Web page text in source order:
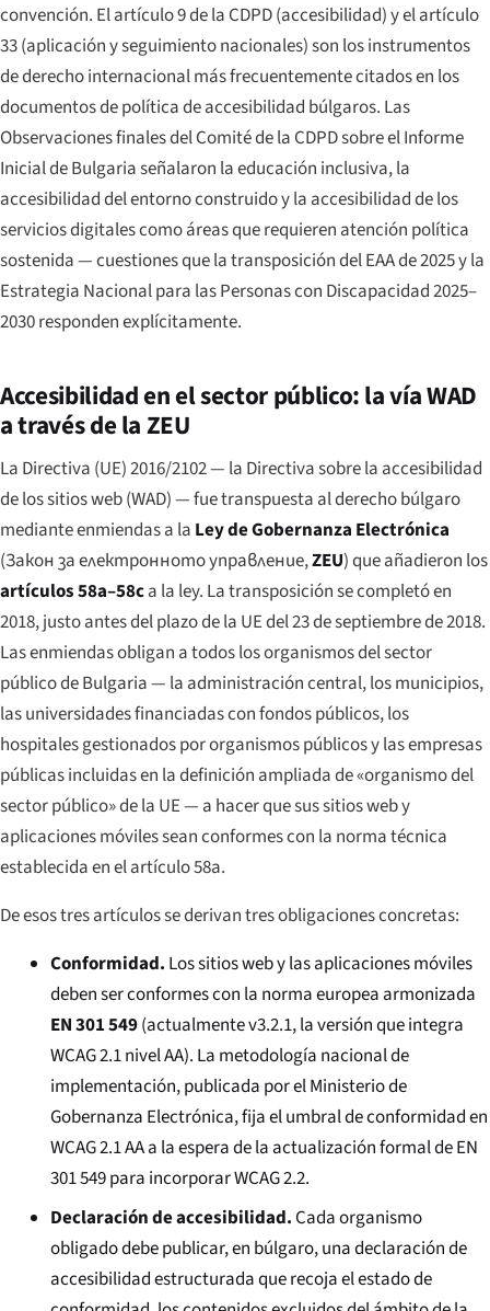
convención. El artículo 9 de la CDPD (accesibilidad) y el artículo
33 (aplicación y seguimiento nacionales) son los instrumentos
de derecho internacional más frecuentemente citados en los
documentos de política de accesibilidad búlgaros. Las
Observaciones finales del Comité de la CDPD sobre el Informe
Inicial de Bulgaria señalaron la educación inclusiva, la
accesibilidad del entorno construido y la accesibilidad de los
servicios digitales como áreas que requieren atención política
sostenida — cuestiones que la transposición del EAA de 2025 y la
Estrategia Nacional para las Personas con Discapacidad 2025–
2030 responden explícitamente.
Accesibilidad en el sector público: la vía WAD
a través de la ZEU
La Directiva (UE) 2016/2102 — la Directiva sobre la accesibilidad
de los sitios web (WAD) — fue transpuesta al derecho búlgaro
mediante enmiendas a la Ley de Gobernanza Electrónica
(Закон за електронното управление,ZEU) que añadieron los
artículos 58a–58ca la ley. La transposición se completó en
2018, justo antes del plazo de la UE del 23 de septiembre de 2018.
Las enmiendas obligan a todos los organismos del sector
público de Bulgaria — la administración central, los municipios,
las universidades financiadas con fondos públicos, los
hospitales gestionados por organismos públicos y las empresas
públicas incluidas en la definición ampliada de «organismo del
sector público» de la UE — a hacer que sus sitios web y
aplicaciones móviles sean conformes con la norma técnica
establecida en el artículo 58a.
De esos tres artículos se derivan tres obligaciones concretas:
Conformidad. Los sitios web y las aplicaciones móviles
deben ser conformes con la norma europea armonizada
EN 301 549(actualmente v3.2.1, la versión que integra
WCAG 2.1 nivel AA). La metodología nacional de
implementación, publicada por el Ministerio de
Gobernanza Electrónica, fija el umbral de conformidad en
WCAG 2.1 AA a la espera de la actualización formal de EN
301 549 para incorporar WCAG 2.2.
Declaración de accesibilidad.Cada organismo
obligado debe publicar, en búlgaro, una declaración de
accesibilidad estructurada que recoja el estado de